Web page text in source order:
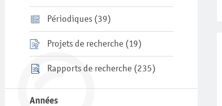
Périodiques (39)
Projets de recherche (19)
Rapports de recherche (235)
Années